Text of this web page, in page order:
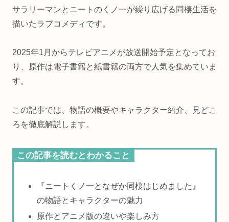
サラリーマンとニートのくノ一が繰り広げる同棲生活を
描いたラブコメディです。
2025年1月からテレビアニメが放送開始予定となってお
り、原作は電子書籍と紙書籍の両方で人気を集めていま
す。
この記事では、物語の概要やキャラクター紹介、見どこ
ろを徹底解説します。
この記事を読むとわかること
『ニートくノ一となぜか同棲はじめました』
の物語とキャラクターの魅力
原作とアニメ版の違いや楽しみ方